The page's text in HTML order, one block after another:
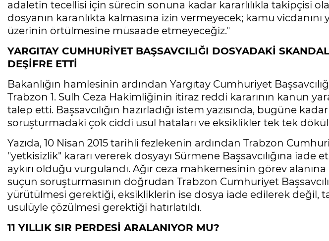
adaletin tecellisi için sürecin sonuna kadar kararlılıkla takipçisi
dosyanın karanlıkta kalmasına izin vermeyecek; kamu vicdanını
üzerinin örtülmesine müsaade etmeyeceğiz."
YARGITAY CUMHURİYET BAŞSAVCILIĞI DOSYADAKİ
DEŞİFRE ETTİ
Bakanlığın hamlesinin ardından Yargıtay Cumhuriyet
Trabzon 1. Sulh Ceza Hakimliğinin itiraz reddi kararının kanun
talep etti. Başsavcılığın hazırladığı istem yazısında, bugüne
soruşturmadaki çok ciddi usul hataları ve eksiklikler tek tek
Yazıda, 10 Nisan 2015 tarihli fezlekenin ardından Trabzon
"yetkisizlik" kararı vererek dosyayı Sürmene Başsavcılığına iade
aykırı olduğu vurgulandı. Ağır ceza mahkemesinin görev
suçun soruşturmasının doğrudan Trabzon Cumhuriyet
yürütülmesi gerektiği, eksikliklerin ise dosya iade edilerek değil,
usulüyle çözülmesi gerektiği hatırlatıldı.
11 YILLIK SIR PERDESİ ARALANIYOR MU?